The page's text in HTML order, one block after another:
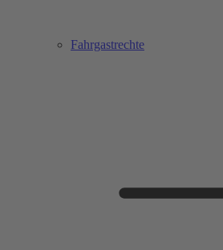
Fahrgastrechte